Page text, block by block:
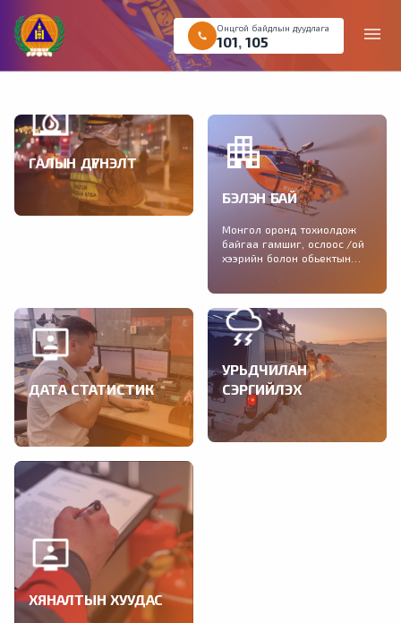
menu
call
Онцгой байдлын дуудлага
101 ,105
ГАЛЫН ДҮГНЭЛТ
Галын аюулгүй байдлын
дүгнэлт авах хүсэлтийг
БЭЛЭН БАЙ
Монгол оронд тохиолдож
байгаа гамшиг, ослоос /ой
хээрийн болон обьектын
зөвлөмжийг хүргэж байна.
ДАТА СТАТИСТИК
Тохиолдсон гамшигт үзэгдэл,
учирсан хохирол, өссөн
дүнгээр, үндсэн үзүүлэлтээр,
улсын дүн, сараар...
УРЬДЧИЛАН
СЭРГИЙЛЭХ
2021-2025 онд зохион
байгуулагдах Гамшгаас
ХЯНАЛТЫН ХУУДАС